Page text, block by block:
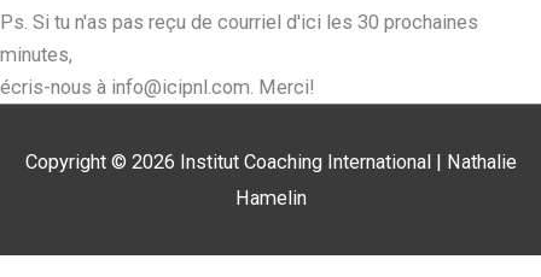
Ps. Si tu n'as pas reçu de courriel d'ici les 30 prochaines
minutes,
écris-nous à info@icipnl.com. Merci!
Copyright © 2026 Institut Coaching International| Nathalie
Hamelin